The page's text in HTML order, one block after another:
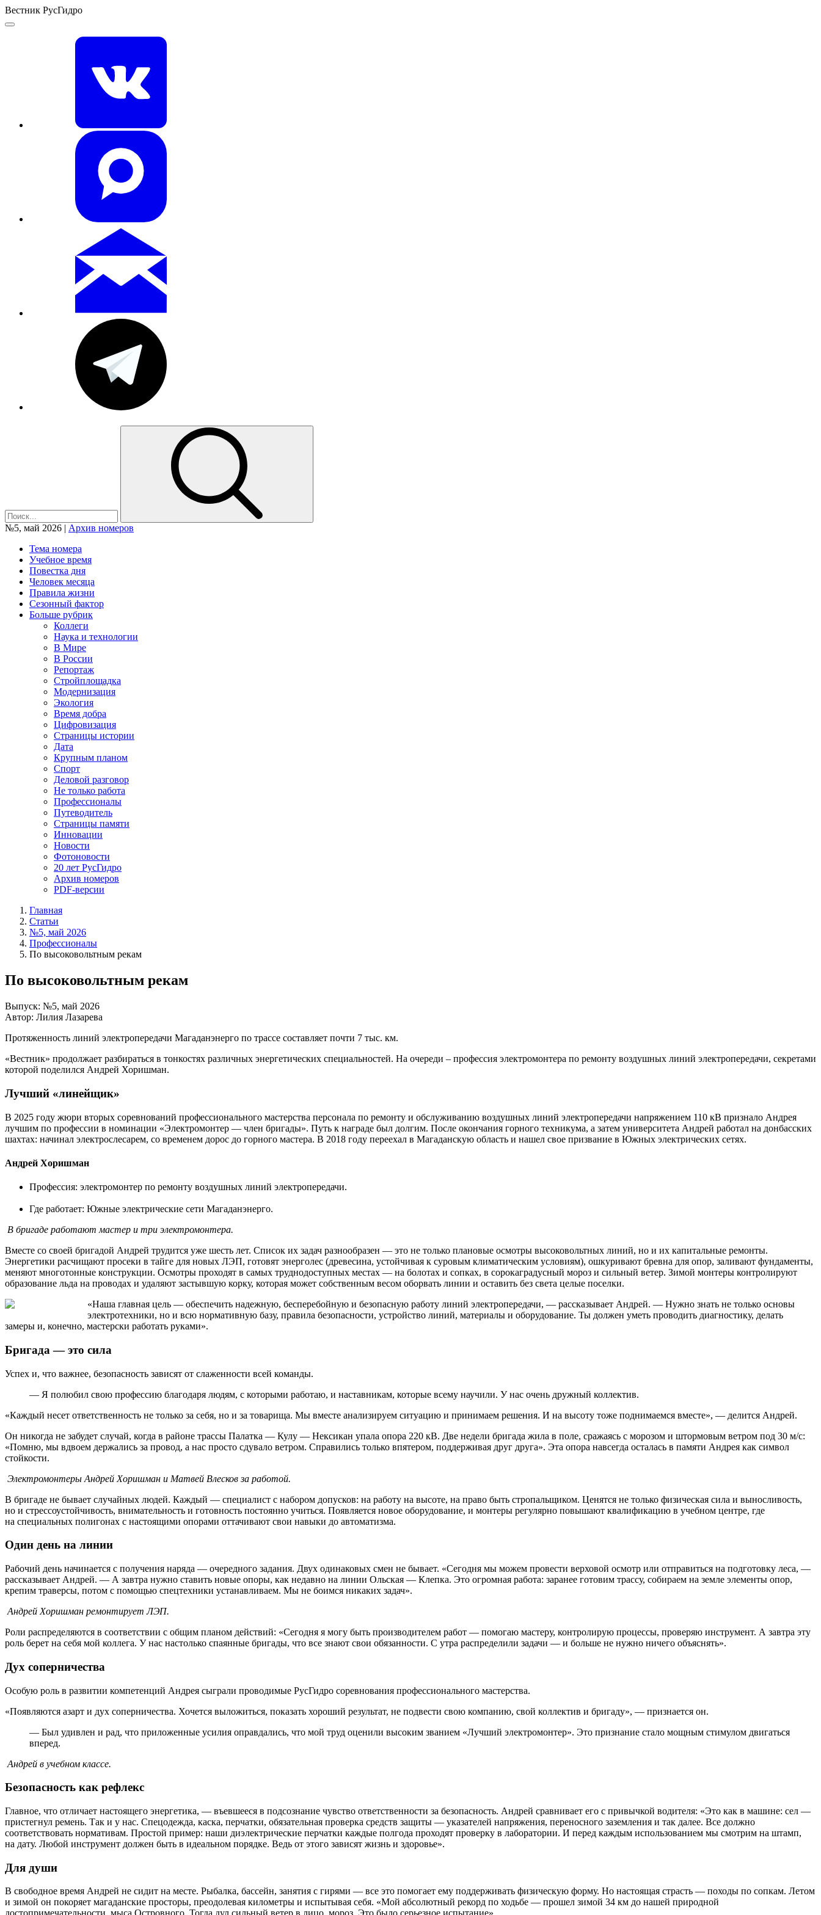
Вестник РусГидро
№5, май 2026 | Архив номеров
Тема номера
Учебное время
Повестка дня
Человек месяца
Правила жизни
Сезонный фактор
Больше рубрик
Коллеги
Наука и технологии
В Мире
В России
Репортаж
Стройплощадка
Модернизация
Экология
Время добра
Цифровизация
Страницы истории
Дата
Крупным планом
Спорт
Деловой разговор
Не только работа
Профессионалы
Путеводитель
Страницы памяти
Инновации
Новости
Фотоновости
20 лет РусГидро
Архив номеров
PDF-версии
Главная
Статьи
№5, май 2026
Профессионалы
По высоковольтным рекам
По высоковольтным рекам
Выпуск: №5, май 2026
Автор: Лилия Лазарева
Протяженность линий электропередачи Магаданэнерго по трассе составляет почти 7 тыс. км.
«Вестник» продолжает разбираться в тонкостях различных энергетических специальностей. На очереди – профессия электромонтера по ремонту воздушных линий электропередачи, секретами
которой поделился Андрей Хоришман.
Лучший «линейщик»
В 2025 году жюри вторых соревнований профессионального мастерства персонала по ремонту и обслуживанию воздушных линий электропередачи напряжением 110 кВ признало Андрея
лучшим по профессии в номинации «Электромонтер — член бригады». Путь к награде был долгим. После окончания горного техникума, а затем университета Андрей работал на донбасских
шахтах: начинал электрослесарем, со временем дорос до горного мастера. В 2018 году переехал в Магаданскую область и нашел свое призвание в Южных электрических сетях.
Андрей Хоришман
Профессия: электромонтер по ремонту воздушных линий электропередачи.
Где работает: Южные электрические сети Магаданэнерго.
В бригаде работают мастер и три электромонтера.
Вместе со своей бригадой Андрей трудится уже шесть лет. Список их задач разнообразен — это не только плановые осмотры высоковольтных линий, но и их капитальные ремонты.
Энергетики расчищают просеки в тайге для новых ЛЭП, готовят энерголес (древесина, устойчивая к суровым климатическим условиям), ошкуривают бревна для опор, заливают фундаменты,
меняют многотонные конструкции. Осмотры проходят в самых труднодоступных местах — на болотах и сопках, в сорокаградусный мороз и сильный ветер. Зимой монтеры контролируют
образование льда на проводах и удаляют застывшую корку, которая может собственным весом оборвать линии и оставить без света целые поселки.
«Наша главная цель — обеспечить надежную, бесперебойную и безопасную работу линий электропередачи, — рассказывает Андрей. — Нужно знать не только основы
электротехники, но и всю нормативную базу, правила безопасности, устройство линий, материалы и оборудование. Ты должен уметь проводить диагностику, делать
замеры и, конечно, мастерски работать руками».
Бригада — это сила
Успех и, что важнее, безопасность зависят от слаженности всей команды.
— Я полюбил свою профессию благодаря людям, с которыми работаю, и наставникам, которые всему научили. У нас очень дружный коллектив.
«Каждый несет ответственность не только за себя, но и за товарища. Мы вместе анализируем ситуацию и принимаем решения. И на высоту тоже поднимаемся вместе», — делится Андрей.
Он никогда не забудет случай, когда в районе трассы Палатка — Кулу — Нексикан упала опора 220 кВ. Две недели бригада жила в поле, сражаясь с морозом и штормовым ветром под 30 м/с:
«Помню, мы вдвоем держались за провод, а нас просто сдувало ветром. Справились только впятером, поддерживая друг друга». Эта опора навсегда осталась в памяти Андрея как символ
стойкости.
Электромонтеры Андрей Хоришман и Матвей Влесков за работой.
В бригаде не бывает случайных людей. Каждый — специалист с набором допусков: на работу на высоте, на право быть стропальщиком. Ценятся не только физическая сила и выносливость,
но и стрессоустойчивость, внимательность и готовность постоянно учиться. Появляется новое оборудование, и монтеры регулярно повышают квалификацию в учебном центре, где
на специальных полигонах с настоящими опорами оттачивают свои навыки до автоматизма.
Один день на линии
Рабочий день начинается с получения наряда — очередного задания. Двух одинаковых смен не бывает. «Сегодня мы можем провести верховой осмотр или отправиться на подготовку леса, —
рассказывает Андрей. — А завтра нужно ставить новые опоры, как недавно на линии Ольская — Клепка. Это огромная работа: заранее готовим трассу, собираем на земле элементы опор,
крепим траверсы, потом с помощью спецтехники устанавливаем. Мы не боимся никаких задач».
Андрей Хоришман ремонтирует ЛЭП.
Роли распределяются в соответствии с общим планом действий: «Сегодня я могу быть производителем работ — помогаю мастеру, контролирую процессы, проверяю инструмент. А завтра эту
роль берет на себя мой коллега. У нас настолько спаянные бригады, что все знают свои обязанности. С утра распределили задачи — и больше не нужно ничего объяснять».
Дух соперничества
Особую роль в развитии компетенций Андрея сыграли проводимые РусГидро соревнования профессионального мастерства.
«Появляются азарт и дух соперничества. Хочется выложиться, показать хороший результат, не подвести свою компанию, свой коллектив и бригаду», — признается он.
— Был удивлен и рад, что приложенные усилия оправдались, что мой труд оценили высоким званием «Лучший электромонтер». Это признание стало мощным стимулом двигаться
вперед.
Андрей в учебном классе.
Безопасность как рефлекс
Главное, что отличает настоящего энергетика, — въевшееся в подсознание чувство ответственности за безопасность. Андрей сравнивает его с привычкой водителя: «Это как в машине: сел —
пристегнул ремень. Так и у нас. Спецодежда, каска, перчатки, обязательная проверка средств защиты — указателей напряжения, переносного заземления и так далее. Все должно
соответствовать нормативам. Простой пример: наши диэлектрические перчатки каждые полгода проходят проверку в лаборатории. И перед каждым использованием мы смотрим на штамп,
на дату. Любой инструмент должен быть в идеальном порядке. Ведь от этого зависят жизнь и здоровье».
Для души
В свободное время Андрей не сидит на месте. Рыбалка, бассейн, занятия с гирями — все это помогает ему поддерживать физическую форму. Но настоящая страсть — походы по сопкам. Летом
и зимой он покоряет магаданские просторы, преодолевая километры и испытывая себя. «Мой абсолютный рекорд по ходьбе — прошел зимой 34 км до нашей природной